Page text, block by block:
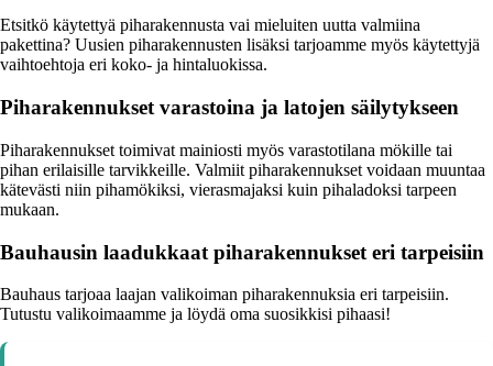
Etsitkö käytettyä piharakennusta vai mieluiten uutta valmiina
pakettina? Uusien piharakennusten lisäksi tarjoamme myös käytettyjä
vaihtoehtoja eri koko- ja hintaluokissa.
Piharakennukset varastoina ja latojen säilytykseen
Piharakennukset toimivat mainiosti myös varastotilana mökille tai
pihan erilaisille tarvikkeille. Valmiit piharakennukset voidaan muuntaa
kätevästi niin pihamökiksi, vierasmajaksi kuin pihaladoksi tarpeen
mukaan.
Bauhausin laadukkaat piharakennukset eri tarpeisiin
Bauhaus tarjoaa laajan valikoiman piharakennuksia eri tarpeisiin.
Tutustu valikoimaamme ja löydä oma suosikkisi pihaasi!